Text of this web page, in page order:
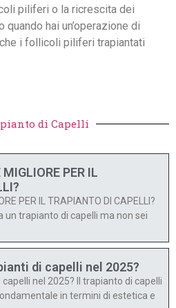
piliferi o la ricrescita dei
hai un’operazione di
i follicoli piliferi trapiantati
di Capelli
PER IL
PER IL TRAPIANTO DI CAPELLI?
trapianto di capelli ma non sei
di capelli nel 2025?
nel 2025? Il trapianto di capelli
in termini di estetica e